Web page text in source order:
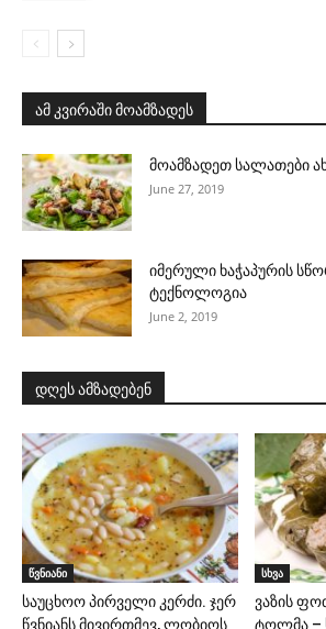
ამ კვირაში მოამზადეს
მოამზადეთ სალათები
June 27, 2019
იმერული ხაჭაპურის
ტექნოლოგია
June 2, 2019
დღეს ამზადებენ
წვნიანი
საუცხოო პირველი კერძი. ჯერ
წვნიანს მივირთმევ, ლობიოს
სხვა
ვაზის
ტოლმა –